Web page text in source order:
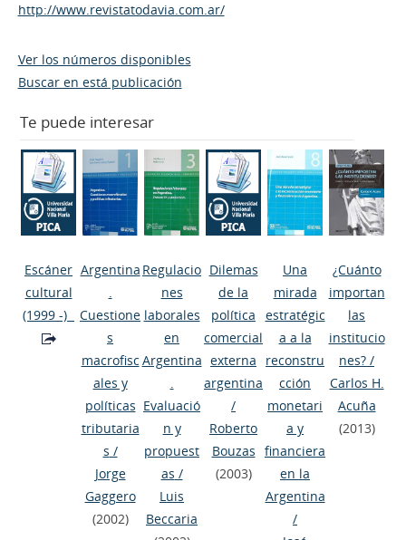
http://www.revistatodavia.com.ar/
Ver los números disponibles
Buscar en está publicación
Te puede interesar
Escáner
cultural
(1999 -)
Argentina
.
Cuestione
s
macrofisc
ales y
políticas
tributaria
s /
Jorge
Gaggero
(2002)
Regulacio
nes
laborales
en
Argentina
.
Evaluació
n y
propuest
as /
Luis
Beccaria
Dilemas
de la
política
comercial
externa
argentina
/
Roberto
Bouzas
(2003)
Una
mirada
estratégic
a a la
reconstru
cción
monetari
a y
financiera
en la
Argentina
/
¿Cuánto
importan
las
institucio
nes? /
Carlos H.
Acuña
(2013)